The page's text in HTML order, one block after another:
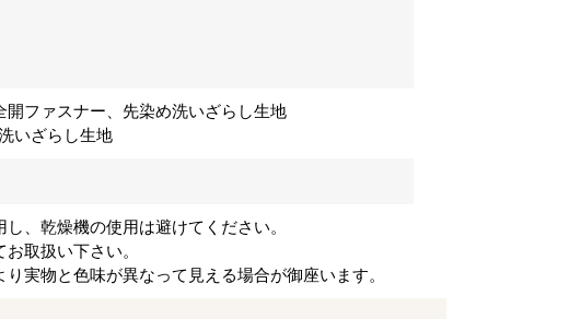
ファスナー、先染め洗いざらし生地
いざらし生地
、乾燥機の使用は避けてください。
取扱い下さい。
実物と色味が異なって見える場合が御座います。